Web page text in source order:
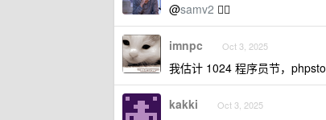
@samv2 👍🏻
imnpc Oct 3, 2025
我估计 1024 程序员节，
kakki Oct 3, 2025